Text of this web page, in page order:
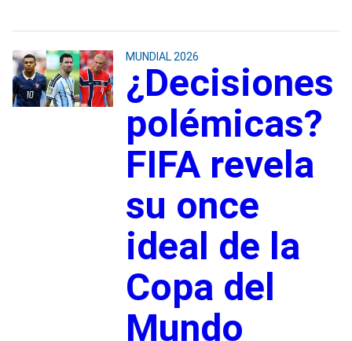
MUNDIAL 2026
¿Decisiones
polémicas?
FIFA revela
su once
ideal de la
Copa del
Mundo